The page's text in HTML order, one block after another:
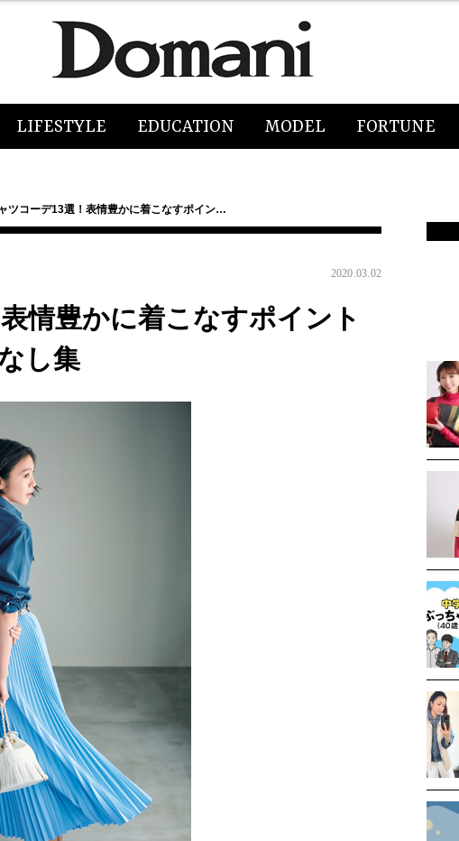
LIFESTYLE EDUCATION MODEL FORTUNE
ツコーデ13選！表情豊かに着こなすポイン…
2020.03.02
情豊かに着こなすポイント
し集